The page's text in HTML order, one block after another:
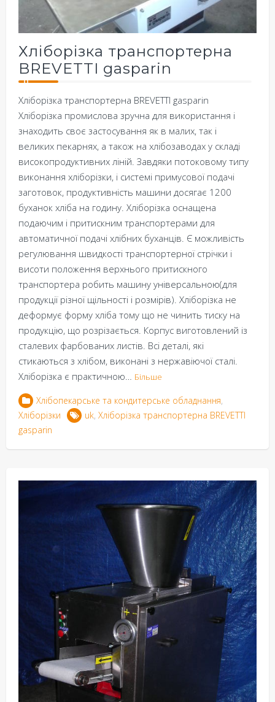
Хліборізка транспортерна
BREVETTI gasparin
Хліборізка транспортерна BREVETTI gasparin
Хліборізка промислова зручна для використання і
знаходить своє застосування як в малих, так і
великих пекарнях, а також на хлібозаводах у складі
високопродуктивних ліній. Завдяки потоковому типу
виконання хліборізки, і системі примусової подачі
заготовок, продуктивність машини досягає 1200
буханок хліба на годину. Хліборізка оснащена
подаючим і притискним транспортерами для
автоматичної подачі хлібних буханців. Є можливість
регулювання швидкості транспортерної стрічки і
висоти положення верхнього притискного
транспортера робить машину універсальною(для
продукції різної щільності і розмірів). Хліборізка не
деформує форму хліба тому що не чинить тиску на
продукцію, що розрізається. Корпус виготовлений із
сталевих фарбованих листів. Всі деталі, які
стикаються з хлібом, виконані з нержавіючої сталі.
Хліборізка є практичною… Більше
Хлібопекарське та кондитерське обладнання,
Хліборізки
uk, Хліборізка транспортерна BREVETTI
gasparin